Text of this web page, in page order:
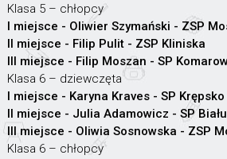
Klasa 5 – chłopcy
I miejsce - Oliwier Szymański - ZSP
II miejsce - Filip Pulit - ZSP Kliniska
III miejsce - Filip Moszan - SP
Klasa 6 – dziewczęta
I miejsce - Karyna Kraves - SP Krępsko
II miejsce - Julia Adamowicz - SP
III miejsce - Oliwia Sosnowska - ZSP
Klasa 6 – chłopcy